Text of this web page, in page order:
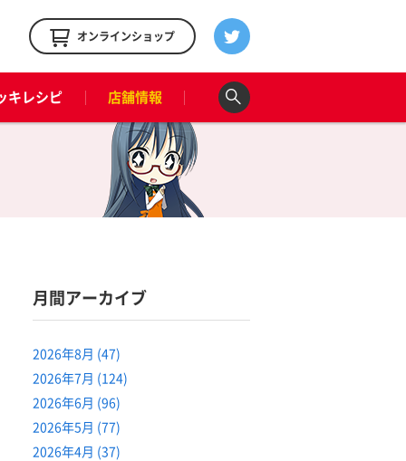
オンラインショップ
キレシピ 店舗情報
月間アーカイブ
2026年8月 (47)
2026年7月 (124)
2026年6月 (96)
2026年5月 (77)
2026年4月 (37)